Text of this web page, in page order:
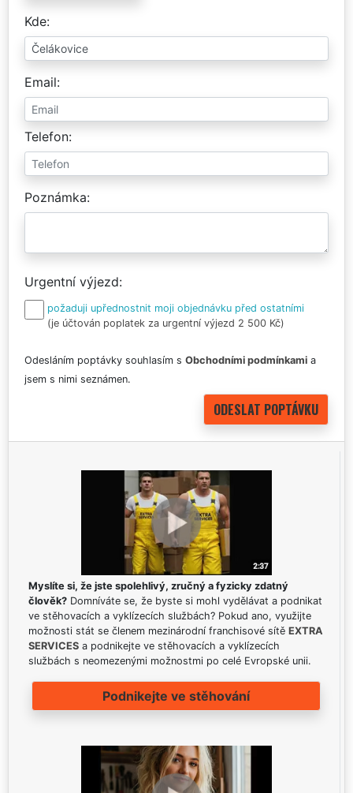
Kde
Email
Telefon
Poznámka
Urgentní výjezd
požaduji upřednostnit moji objednávku před ostatními
(je účtován poplatek za urgentní výjezd 2 500 Kč)
Odesláním poptávky souhlasím s Obchodními podmínkami a
jsem s nimi seznámen.
Myslíte si, že jste spolehlivý, zručný a fyzicky zdatný
člověk? Domníváte se, že byste si mohl vydělávat a podnikat
ve stěhovacích a vyklízecích službách? Pokud ano, využijte
možnosti stát se členem mezinárodní franchisové sítě EXTRA
SERVICES a podnikejte ve stěhovacích a vyklízecích
službách s neomezenými možnostmi po celé Evropské unii.
Podnikejte ve stěhování